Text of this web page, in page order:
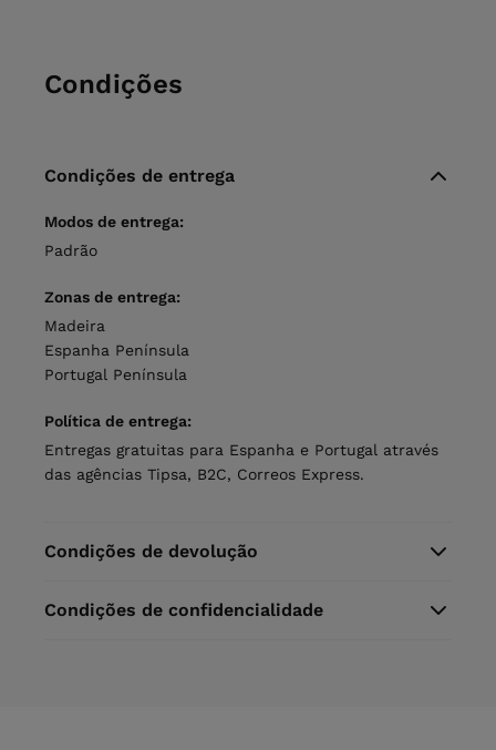
Condições
Condições de entrega
Modos de entrega:
Padrão
Zonas de entrega:
Madeira
Espanha Península
Portugal Península
Política de entrega:
Entregas gratuitas para Espanha e Portugal através
das agências Tipsa, B2C, Correos Express.
Condições de devolução
Condições de confidencialidade